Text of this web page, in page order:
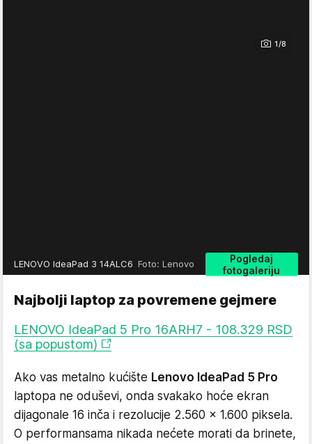
1/8
Pogledaj
fotogaleriju
LENOVO IdeaPad 3 14ALC6 Foto: Lenovo
Najbolji laptop za povremene gejmere
LENOVO IdeaPad 5 Pro 16ARH7 - 108.329 RSD
(sa popustom)
Ako vas metalno kućište Lenovo IdeaPad 5 Pro
laptopa ne oduševi, onda svakako hoće ekran
dijagonale 16 inča i rezolucije 2.560 x 1.600 piksela.
O performansama nikada nećete morati da brinete,